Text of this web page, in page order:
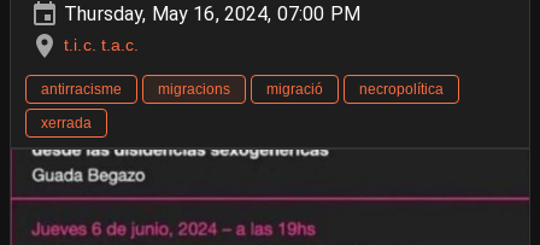
Thursday, May 16, 2024, 07:00 PM
t.i.c. t.a.c.
antirracisme migracions migració
necropolítica
xerrada